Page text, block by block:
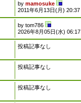
bymamosuke
2011年6月13日(月) 20:37
bytom786
2026年8月05日(水) 06:17
投稿記事なし
投稿記事なし
投稿記事なし